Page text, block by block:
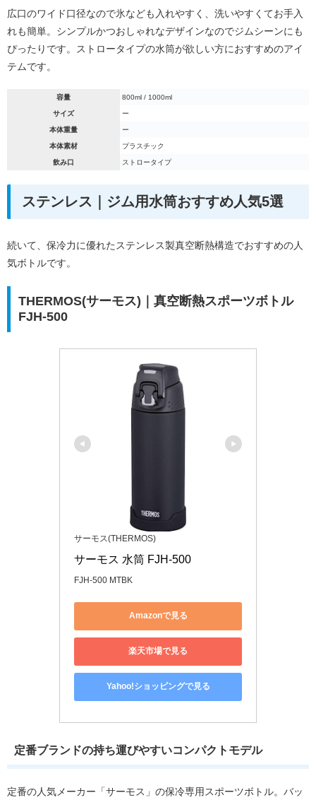
広口のワイド口径なので氷なども入れやすく、洗いやすくてお手入
れも簡単。シンプルかつおしゃれなデザインなのでジムシーンにも
ぴったりです。ストロータイプの水筒が欲しい方におすすめのアイ
テムです。
容量 800ml / 1000ml
サイズ ー
本体重量 ー
本体素材 プラスチック
飲み口 ストロータイプ
ステンレス｜ジム用水筒おすすめ人気5選
続いて、保冷力に優れたステンレス製真空断熱構造でおすすめの人
気ボトルです。
THERMOS(サーモス)｜真空断熱スポーツボトル
FJH-500
サーモス(THERMOS)
サーモス 水筒 FJH-500
FJH-500 MTBK
Amazonで見る
楽天市場で見る
Yahoo!ショッピングで見る
定番ブランドの持ち運びやすいコンパクトモデル
定番の人気メーカー「サーモス」の保冷専用スポーツボトル。バッ